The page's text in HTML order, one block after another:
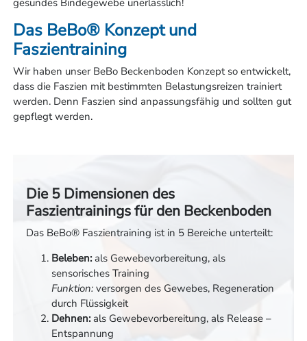
Das BeBo® Konzept und
Faszientraining
Wir haben unser BeBo Beckenboden Konzept so entwickelt,
dass die Faszien mit bestimmten Belastungsreizen trainiert
werden. Denn Faszien sind anpassungsfähig und sollten gut
gepflegt werden.
Die 5 Dimensionen des
Faszientrainings für den Beckenboden
Das BeBo® Faszientraining ist in 5 Bereiche unterteilt:
Beleben:als Gewebevorbereitung, als
sensorisches Training
Funktion: versorgen des Gewebes, Regeneration
durch Flüssigkeit
Dehnen:als Gewebevorbereitung, als Release –
Entspannung